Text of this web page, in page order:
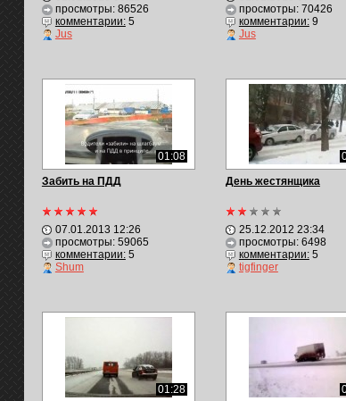
просмотры: 86526
комментарии:5
Jus
просмотры: 70426
комментарии:9
Jus
01:08
Забить на ПДД
07.01.2013 12:26
просмотры: 59065
комментарии:5
Shum
День жестянщика
25.12.2012 23:34
просмотры: 6498
комментарии:5
tigfinger
01:28